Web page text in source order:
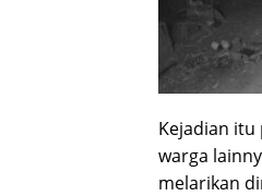
Kejadian
warga
melarikan